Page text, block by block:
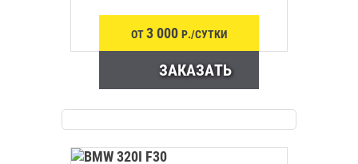
ОТ3 000 Р./СУТКИ
ЗАКАЗАТЬ